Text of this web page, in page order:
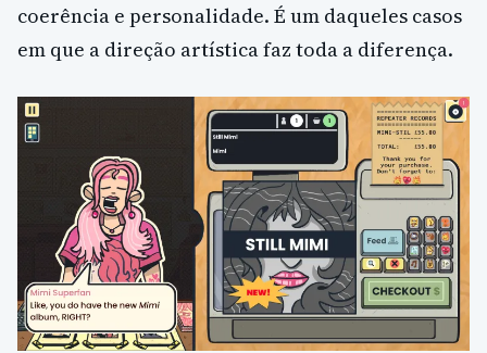
coerência e personalidade. É um daqueles casos
em que a direção artística faz toda a diferença.